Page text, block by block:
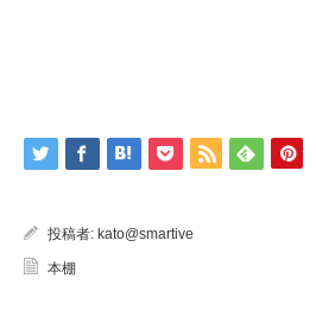
投稿者: kato@smartive
本棚